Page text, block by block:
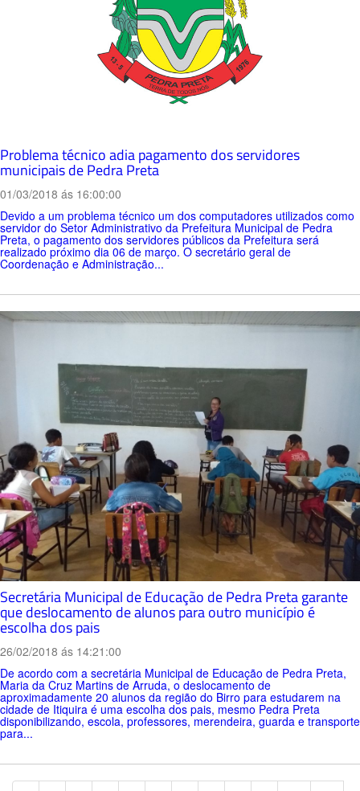
Problema técnico adia pagamento dos servidores
municipais de Pedra Preta
01/03/2018 ás 16:00:00
Devido a um problema técnico um dos computadores utilizados como
servidor do Setor Administrativo da Prefeitura Municipal de Pedra
Preta, o pagamento dos servidores públicos da Prefeitura será
realizado próximo dia 06 de março. O secretário geral de
Coordenação e Administração...
Secretária Municipal de Educação de Pedra Preta garante
que deslocamento de alunos para outro município é
escolha dos pais
26/02/2018 ás 14:21:00
De acordo com a secretária Municipal de Educação de Pedra Preta,
Maria da Cruz Martins de Arruda, o deslocamento de
aproximadamente 20 alunos da região do Birro para estudarem na
cidade de Itiquira é uma escolha dos pais, mesmo Pedra Preta
disponibilizando, escola, professores, merendeira, guarda e transporte
para...